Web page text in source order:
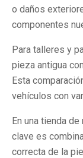
o daños
componentes
Para talleres y
pieza antigua
Esta
vehículos con
En una tienda
clave es
correcta de la